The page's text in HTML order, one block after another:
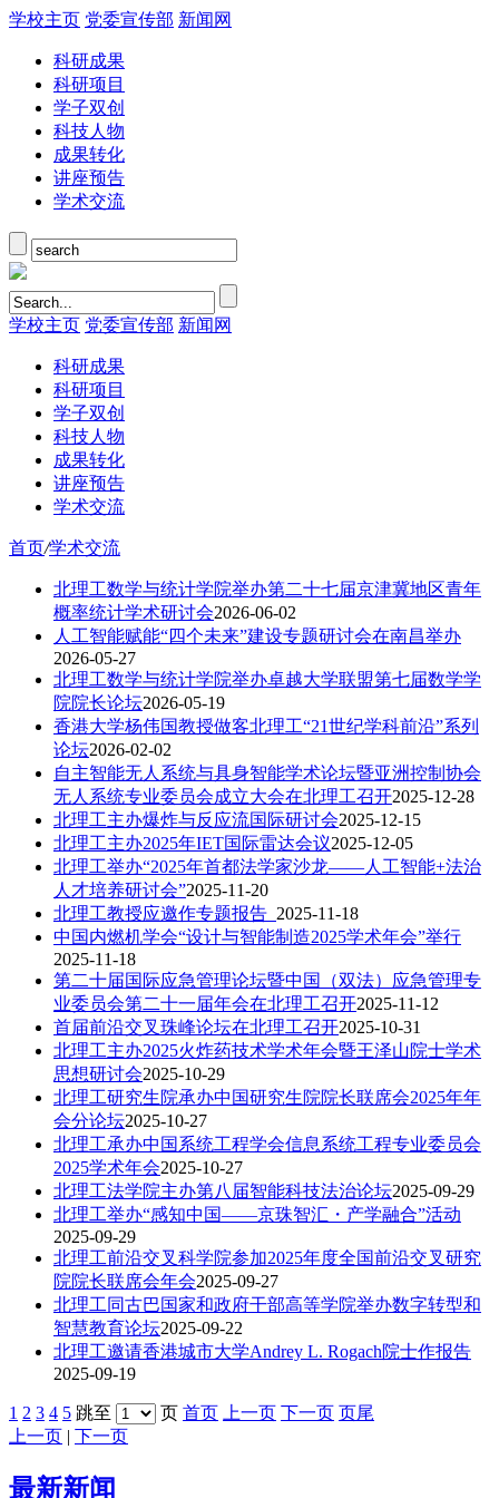
学校主页 党委宣传部 新闻网
科研成果
科研项目
学子双创
科技人物
成果转化
讲座预告
学术交流
学校主页 党委宣传部 新闻网
科研成果
科研项目
学子双创
科技人物
成果转化
讲座预告
学术交流
首页/学术交流
北理工数学与统计学院举办第二十七届京津冀地区青年
概率统计学术研讨会2026-06-02
人工智能赋能“四个未来”建设专题研讨会在南昌举办
2026-05-27
北理工数学与统计学院举办卓越大学联盟第七届数学学
院院长论坛2026-05-19
香港大学杨伟国教授做客北理工“21世纪学科前沿”系列
论坛2026-02-02
自主智能无人系统与具身智能学术论坛暨亚洲控制协会
无人系统专业委员会成立大会在北理工召开2025-12-28
北理工主办爆炸与反应流国际研讨会2025-12-15
北理工主办2025年IET国际雷达会议2025-12-05
北理工举办“2025年首都法学家沙龙——人工智能+法治
人才培养研讨会”2025-11-20
北理工教授应邀作专题报告 2025-11-18
中国内燃机学会“设计与智能制造2025学术年会”举行
2025-11-18
第二十届国际应急管理论坛暨中国（双法）应急管理专
业委员会第二十一届年会在北理工召开2025-11-12
首届前沿交叉珠峰论坛在北理工召开2025-10-31
北理工主办2025火炸药技术学术年会暨王泽山院士学术
思想研讨会2025-10-29
北理工研究生院承办中国研究生院院长联席会2025年年
会分论坛2025-10-27
北理工承办中国系统工程学会信息系统工程专业委员会
2025学术年会2025-10-27
北理工法学院主办第八届智能科技法治论坛2025-09-29
北理工举办“感知中国——京珠智汇・产学融合”活动
2025-09-29
北理工前沿交叉科学院参加2025年度全国前沿交叉研究
院院长联席会年会2025-09-27
北理工同古巴国家和政府干部高等学院举办数字转型和
智慧教育论坛2025-09-22
北理工邀请香港城市大学Andrey L. Rogach院士作报告
2025-09-19
1 2 3 4 5 跳至 页 首页 上一页 下一页 页尾
上一页 | 下一页
最新新闻